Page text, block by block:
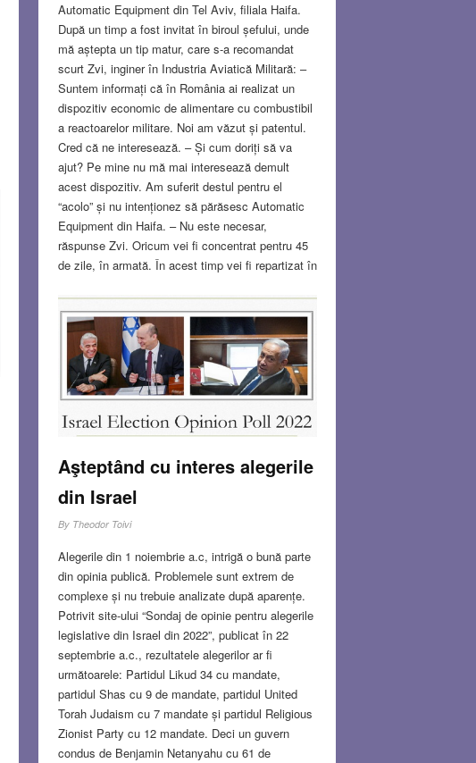
Automatic Equipment din Tel Aviv, filiala Haifa.
După un timp a fost invitat în biroul șefului, unde
mă aștepta un tip matur, care s-a recomandat
scurt Zvi, inginer în Industria Aviatică Militară: –
Suntem informați că în România ai realizat un
dispozitiv economic de alimentare cu combustibil
a reactoarelor militare. Noi am văzut și patentul.
Cred că ne interesează. – Și cum doriți să va
ajut? Pe mine nu mă mai interesează demult
acest dispozitiv. Am suferit destul pentru el
“acolo” și nu intenționez să părăsesc Automatic
Equipment din Haifa. – Nu este necesar,
răspunse Zvi. Oricum vei fi concentrat pentru 45
de zile, în armată. În acest timp vei fi repartizat în
desenul de ansamblu al dispozitivului,
perfecționându-l cât mai mult pe cel patentat în
trecut. Restul e treaba noastră. Având aprobarea
șefului, m-am conformat.
Read more…
FEB 23, 2023 8 COMMENTS
Aşteptând cu interes alegerile
din Israel
By Theodor Toivi
Alegerile din 1 noiembrie a.c, intrigă o bună parte
din opinia publică. Problemele sunt extrem de
complexe și nu trebuie analizate după aparențe.
Potrivit site-ului “Sondaj de opinie pentru alegerile
legislative din Israel din 2022”, publicat în 22
septembrie a.c., rezultatele alegerilor ar fi
următoarele: Partidul Likud 34 cu mandate,
partidul Shas cu 9 de mandate, partidul United
Torah Judaism cu 7 mandate și partidul Religious
Zionist Party cu 12 mandate. Deci un guvern
condus de Benjamin Netanyahu cu 61 de